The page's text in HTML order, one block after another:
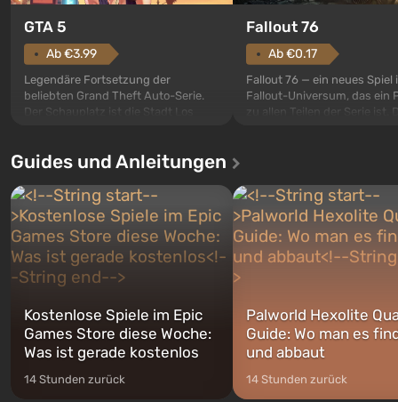
GTA 5
Ab €3.99
Legendäre Fortsetzung der
beliebten Grand Theft Auto-Serie.
Der Schauplatz ist die Stadt Los
ersten Mal erzählt das Spiel die
Charakteren: Michael, Trevor und
Franklin, zwischen denen Sie
jederzeit...
Fallout 76
Ab €0.17
Fallout 76 — ein neues Spiel
Fallout-Universum, das ein
zu allen Teilen der Serie ist.
nach dem Abwurf von
auf Amerika geöffnet wird.
Guides und Anleitungen
Kostenlose Spiele im Epic
Games Store diese Woche:
Was ist gerade kostenlos
14 Stunden zurück
Palworld Hexolite
Guide: Wo man es
und abbaut
14 Stunden zurück